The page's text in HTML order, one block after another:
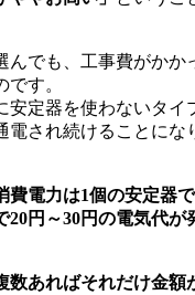
んでも、工事費がかか
す。
安定器を使わないタイ
電され続けることにな
費電力は1個の安定器で
20円～30円の電気代が
数あればそれだけ金額